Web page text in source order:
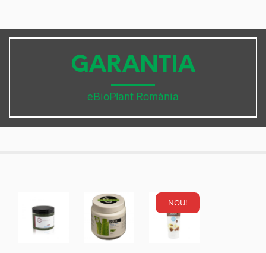
GARANTIA
eBioPlant România
NOU!